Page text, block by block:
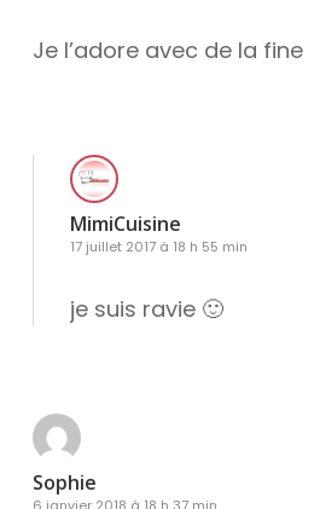
Je l’adore avec de la fine
MimiCuisine
17 juillet 2017 à 18 h 55 min
je suis ravie 🙂
Sophie